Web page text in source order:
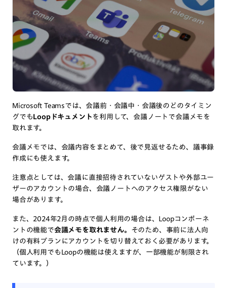
Microsoft Teamsでは、会議前・会議中・会議後のどのタイミン
グでも Loopドキュメント を利用して、会議ノートで会議メモを
取れます。
会議メモでは、会議内容をまとめて、後で見返せるため、議事録
作成にも使えます。
注意点としては、会議に直接招待されていないゲストや外部ユー
ザーのアカウントの場合、会議ノートへのアクセス権限がない
場合があります。
また、2024年2月の時点で個人利用の場合は、Loopコンポーネ
ントの機能で会議メモを取れません。 そのため、事前に法人向
けの有料プランにアカウントを切り替えておく必要があります。
（個人利用でもLoopの機能は使えますが、一部機能が制限され
ています。）